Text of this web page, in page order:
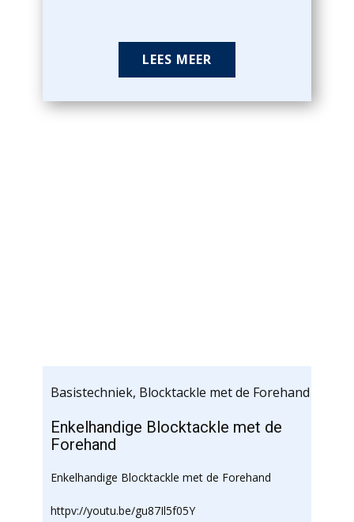
LEES MEER
Basistechniek, Blocktackle met de Forehand
Enkelhandige Blocktackle met de
Forehand
Enkelhandige Blocktackle met de Forehand
httpv://youtu.be/gu87Il5f05Y